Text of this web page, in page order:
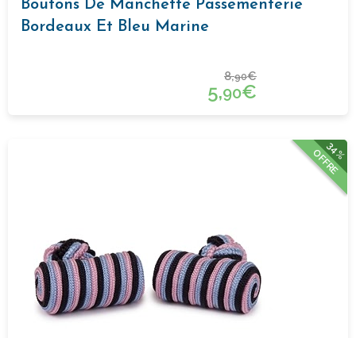
Boutons De Manchette Passementerie
Bordeaux Et Bleu Marine
8,90€
5,90€
34%
OFFRE